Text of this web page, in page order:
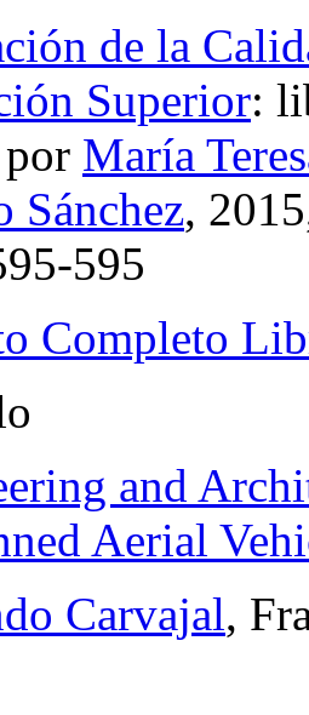
de la
Superior:
por María
Sánchez,
595
Completo
and
Aerial
Carvajal,